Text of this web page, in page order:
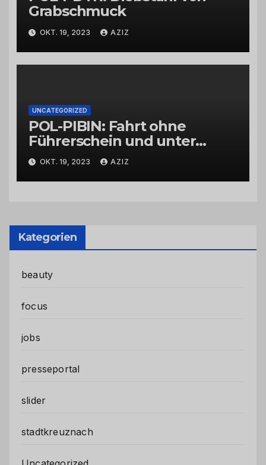
Grabschmuck
OKT. 19, 2023 AZIZ
UNCATEGORIZED
POL-PIBIN: Fahrt ohne
Führerschein und unter
Einfluss von Drogen
OKT. 19, 2023 AZIZ
Kategorien
beauty
focus
jobs
presseportal
slider
stadtkreuznach